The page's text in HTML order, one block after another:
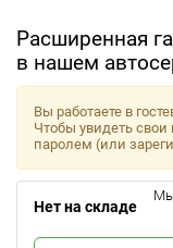
Расширенная
в нашем
Вы работаете в
Чтобы увидеть
паролем (или
Нет на складе
Мы